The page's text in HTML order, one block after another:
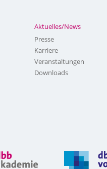
Aktuelles/News
Presse
Karriere
Veranstaltungen
Downloads